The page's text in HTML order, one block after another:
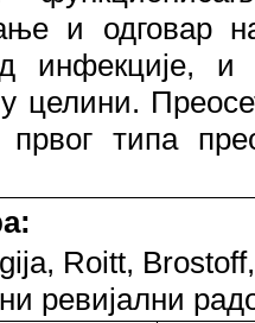
и одговар
инфекције,
целини.
првог типа
Roitt,
ревијални